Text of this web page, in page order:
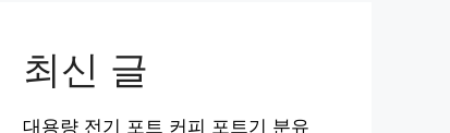
최신 글
대용량 전기 포트 커피 포트기 분유